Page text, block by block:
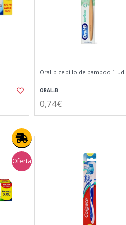
Oral-b cepillo de bamboo 1 ud.
ORAL-B
0,74€
Oferta